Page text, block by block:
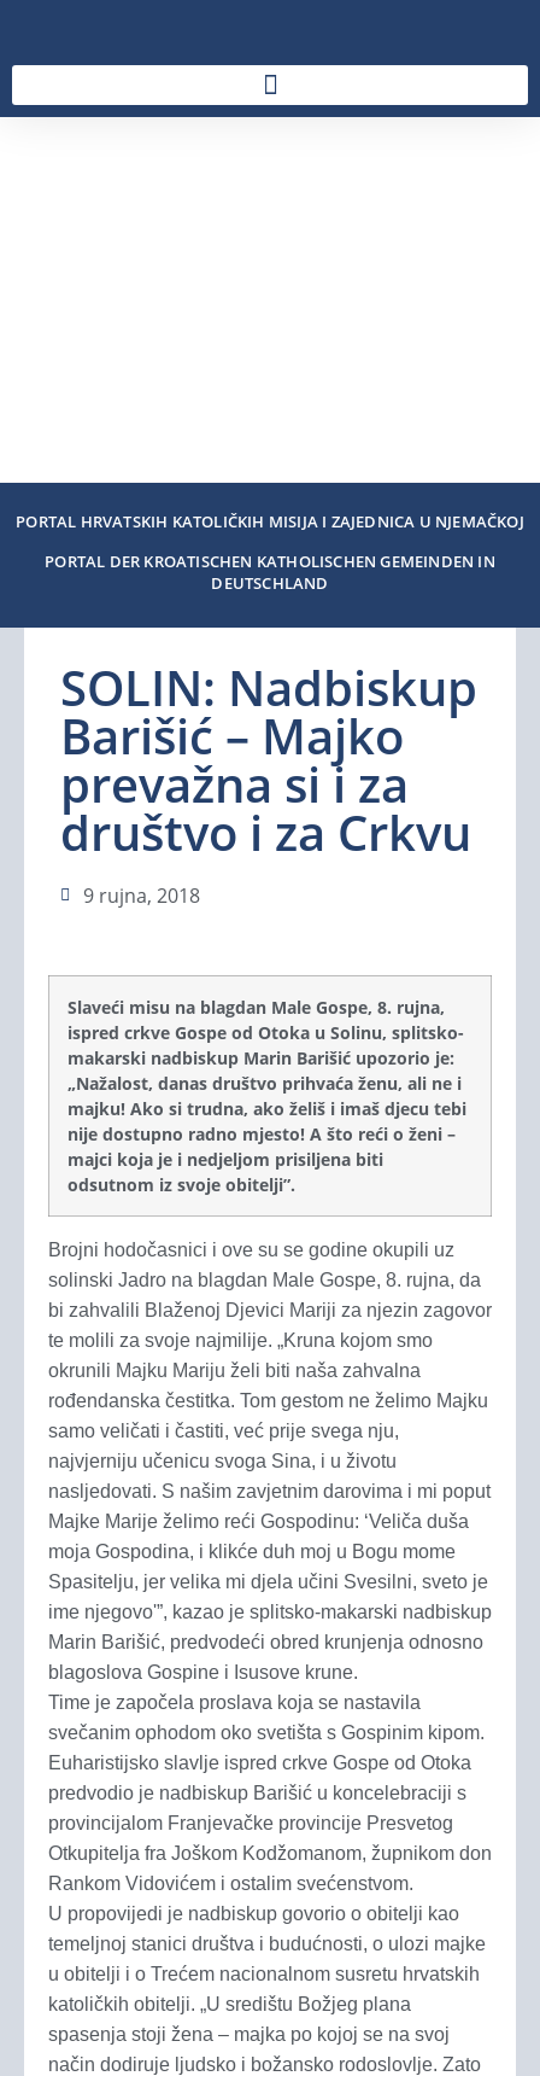
PORTAL HRVATSKIH KATOLIČKIH MISIJA I ZAJEDNICA U NJEMAČKOJ
PORTAL DER KROATISCHEN KATHOLISCHEN GEMEINDEN IN
DEUTSCHLAND
SOLIN: Nadbiskup
Barišić – Majko
prevažna si i za
društvo i za Crkvu
9 rujna, 2018
Slaveći misu na blagdan Male Gospe, 8. rujna,
ispred crkve Gospe od Otoka u Solinu, splitsko-
makarski nadbiskup Marin Barišić upozorio je:
„Nažalost, danas društvo prihvaća ženu, ali ne i
majku! Ako si trudna, ako želiš i imaš djecu tebi
nije dostupno radno mjesto! A što reći o ženi –
majci koja je i nedjeljom prisiljena biti
odsutnom iz svoje obitelji”.
Brojni hodočasnici i ove su se godine okupili uz
solinski Jadro na blagdan Male Gospe, 8. rujna, da
bi zahvalili Blaženoj Djevici Mariji za njezin zagovor
te molili za svoje najmilije. „Kruna kojom smo
okrunili Majku Mariju želi biti naša zahvalna
rođendanska čestitka. Tom gestom ne želimo Majku
samo veličati i častiti, već prije svega nju,
najvjerniju učenicu svoga Sina, i u životu
nasljedovati. S našim zavjetnim darovima i mi poput
Majke Marije želimo reći Gospodinu: ‘Veliča duša
moja Gospodina, i klikće duh moj u Bogu mome
Spasitelju, jer velika mi djela učini Svesilni, sveto je
ime njegovo'”, kazao je splitsko-makarski nadbiskup
Marin Barišić, predvodeći obred krunjenja odnosno
blagoslova Gospine i Isusove krune.
Time je započela proslava koja se nastavila
svečanim ophodom oko svetišta s Gospinim kipom.
Euharistijsko slavlje ispred crkve Gospe od Otoka
predvodio je nadbiskup Barišić u koncelebraciji s
provincijalom Franjevačke provincije Presvetog
Otkupitelja fra Joškom Kodžomanom, župnikom don
Rankom Vidovićem i ostalim svećenstvom.
U propovijedi je nadbiskup govorio o obitelji kao
temeljnoj stanici društva i budućnosti, o ulozi majke
u obitelji i o Trećem nacionalnom susretu hrvatskih
katoličkih obitelji. „U središtu Božjeg plana
spasenja stoji žena – majka po kojoj se na svoj
način dodiruje ljudsko i božansko rodoslovlje. Zato